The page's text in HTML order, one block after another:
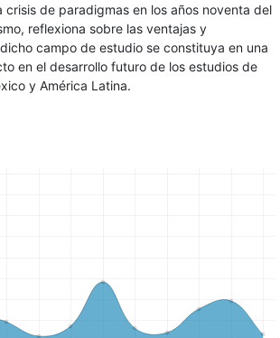
crisis de paradigmas en los años noventa del
reflexiona sobre las ventajas y
campo de estudio se constituya en una
en el desarrollo futuro de los estudios de
y América Latina.